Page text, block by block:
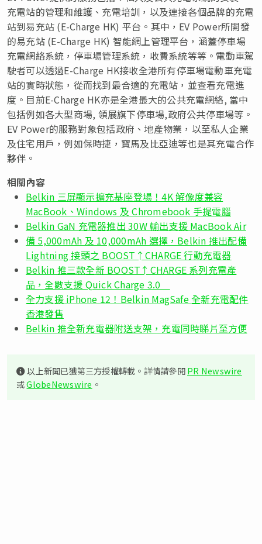
充電站的管理和維護、充電培訓，以及連接各個品牌的充電
站到易充站 (E-Charge HK) 平台。其中，EV Power所開發
的易充站 (E-Charge HK) 智能網上管理平台，涵蓋停車場
充電網絡系統，停車場管理系統，收費系統等等。電動車駕
駛者可以透過E-Charge HK接收全港所有停車場電動車充電
站的實時狀態，從而找到最合適的充電站，並查看充電進
度。目前E-Charge HK亦是全港最大的公共充電網絡, 當中
包括例如各大型商場, 領展旗下停車場,政府公共停車場等。
EV Power的服務對象包括政府、地產物業，以至私人企業
及住宅用戶，例如保時捷，寶馬及比亞迪等也是其充電合作
夥伴。
相關內容
Belkin 三屏顯示擴充基座登場！4K 解像度兼容
MacBook、Windows 及 Chromebook 手提電腦
Belkin GaN 充電器推出 30W 輸出支援 MacBook Air
備 5,000mAh 及 10,000mAh 選擇，Belkin 推出配備
Lightning 接頭之 BOOST↑CHARGE 行動充電器
Belkin 推三款全新 BOOST↑CHARGE 系列充電產
品，全數支援 Quick Charge 3.0
全力支援 iPhone 12！Belkin MagSafe 全新充電配件
香港發售
Belkin 推全新充電器附送支架，充電同時睇片至方便
以上新聞已獲第三方授權轉載。詳情請參閱PR Newswire
或GlobeNewswire 。